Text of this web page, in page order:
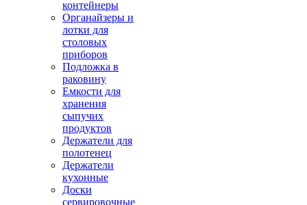
контейнеры
Органайзеры и
лотки для
столовых
приборов
Подложка в
раковину
Емкости для
хранения
сыпучих
продуктов
Держатели для
полотенец
Держатели
кухонные
Доски
сервировочные